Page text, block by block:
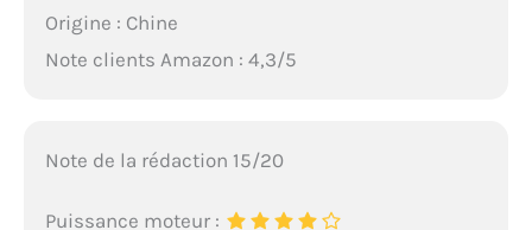
Origine : Chine
Note clients Amazon : 4,3/5
Note de la rédaction 15/20
Puissance moteur :